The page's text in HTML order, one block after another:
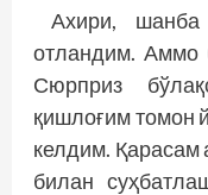
Ахири,
отландим. Аммо
Сюрприз
қишлоғим томон
келдим. Қарасам
билан